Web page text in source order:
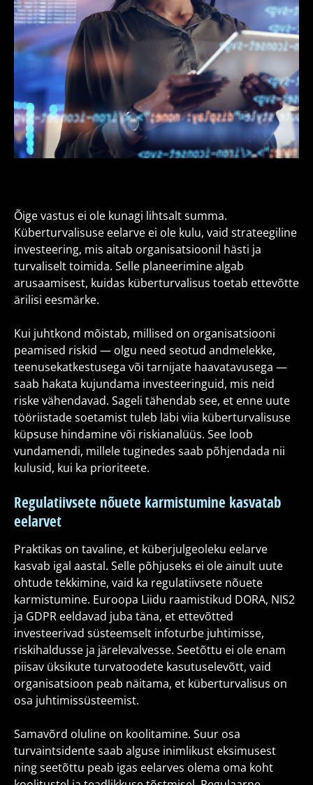
Õige vastus ei ole kunagi lihtsalt summa.
Küberturvalisuse eelarve ei ole kulu, vaid strateegiline
investeering, mis aitab organisatsioonil hästi ja
turvaliselt toimida. Selle planeerimine algab
arusaamisest, kuidas küberturvalisus toetab ettevõtte
ärilisi eesmärke.
Kui juhtkond mõistab, millised on organisatsiooni
peamised riskid — olgu need seotud andmelekke,
teenusekatkestusega või tarnijate haavatavusega —
saab hakata kujundama investeeringuid, mis neid
riske vähendavad. Sageli tähendab see, et enne uute
tööriistade soetamist tuleb läbi viia küberturvalisuse
küpsuse hindamine või riskianalüüs. See loob
vundamendi, millele tuginedes saab põhjendada nii
kulusid, kui ka prioriteete.
Regulatiivsete nõuete karmistumine kasvatab
eelarvet
Praktikas on tavaline, et küberjulgeoleku eelarve
kasvab igal aastal. Selle põhjuseks ei ole ainult uute
ohtude tekkimine, vaid ka regulatiivsete nõuete
karmistumine. Euroopa Liidu raamistikud DORA, NIS2
ja GDPR eeldavad juba täna, et ettevõtted
investeerivad süsteemselt infoturbe juhtimisse,
riskihaldusse ja järelevalvesse. Seetõttu ei ole enam
piisav üksikute turvatoodete kasutuselevõtt, vaid
organisatsioon peab näitama, et küberturvalisus on
osa juhtimissüsteemist.
Samavõrd oluline on koolitamine. Suur osa
turvaintsidente saab alguse inimlikust eksimusest
ning seetõttu peab igas eelarves olema oma koht